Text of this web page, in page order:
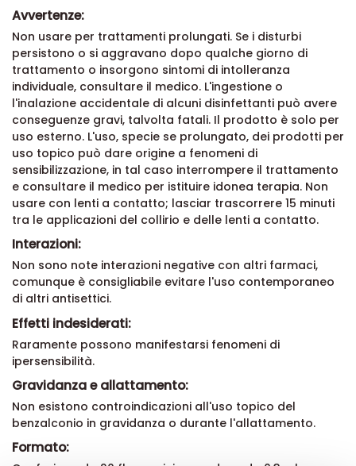
Avvertenze:
Non usare per trattamenti prolungati. Se i disturbi
persistono o si aggravano dopo qualche giorno di
trattamento o insorgono sintomi di intolleranza
individuale, consultare il medico. L'ingestione o
l'inalazione accidentale di alcuni disinfettanti può avere
conseguenze gravi, talvolta fatali. Il prodotto è solo per
uso esterno. L'uso, specie se prolungato, dei prodotti per
uso topico può dare origine a fenomeni di
sensibilizzazione, in tal caso interrompere il trattamento
e consultare il medico per istituire idonea terapia. Non
usare con lenti a contatto; lasciar trascorrere 15 minuti
tra le applicazioni del collirio e delle lenti a contatto.
Interazioni:
Non sono note interazioni negative con altri farmaci,
comunque è consigliabile evitare l'uso contemporaneo
di altri antisettici.
Effetti indesiderati:
Raramente possono manifestarsi fenomeni di
ipersensibilità.
Gravidanza e allattamento:
Non esistono controindicazioni all'uso topico del
benzalconio in gravidanza o durante l'allattamento.
Formato: